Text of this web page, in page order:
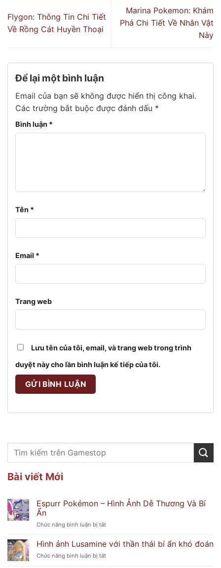
Flygon: Thông Tin Chi Tiết
Về Rồng Cát Huyền Thoại
Marina Pokemon: Khám
Phá Chi Tiết Về Nhân Vật
Này
Để lại một bình luận
Email của bạn sẽ không được hiển thị công khai.
Các trường bắt buộc được đánh dấu *
Bình luận *
Tên *
Email *
Trang web
Lưu tên của tôi, email, và trang web trong trình
duyệt này cho lần bình luận kế tiếp của tôi.
Bài viết Mới
Espurr Pokémon – Hình Ảnh Dễ Thương Và Bí
Ẩn
Chức năng bình luận bị tắtở
Pokémon
Hình
Hình ảnh Lusamine với thần thái bí ẩn khó đoán
Chức năng bình luận bị tắtở